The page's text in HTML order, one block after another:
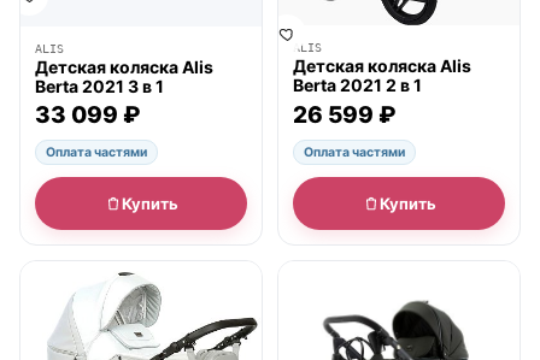
ALIS
Детская коляска Alis
Berta 2021 3 в 1
33 099 ₽
Оплата частями
Купить
ALIS
Детская коляска Alis
Berta 2021 2 в 1
26 599 ₽
Оплата частями
Купить
● в наличии